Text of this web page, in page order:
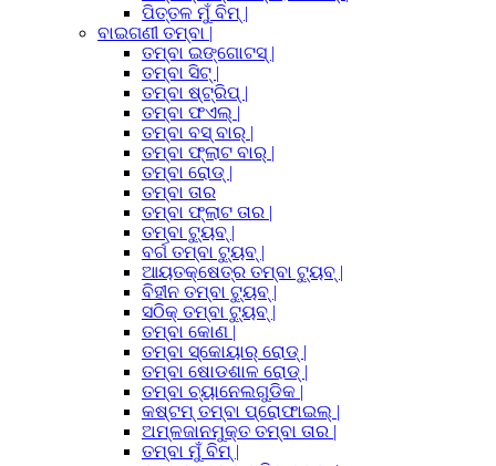
ପିତ୍ତଳ ମୁଁ ବିମ୍ |
ବାଇଗଣୀ ତମ୍ବା |
ତମ୍ବା ଇଙ୍ଗୋଟସ୍ |
ତମ୍ବା ସିଟ୍ |
ତମ୍ବା ଷ୍ଟ୍ରିପ୍ |
ତମ୍ବା ଫଏଲ୍ |
ତମ୍ବା ବସ୍ ବାର୍ |
ତମ୍ବା ଫ୍ଲାଟ ବାର୍ |
ତମ୍ବା ରୋଡ୍ |
ତମ୍ବା ତାର
ତମ୍ବା ଫ୍ଲାଟ ତାର |
ତମ୍ବା ଟ୍ୟୁବ୍ |
ବର୍ଗ ତମ୍ବା ଟ୍ୟୁବ୍ |
ଆୟତକ୍ଷେତ୍ର ତମ୍ବା ଟ୍ୟୁବ୍ |
ବିହୀନ ତମ୍ବା ଟ୍ୟୁବ୍ |
ସଠିକ୍ ତମ୍ବା ଟ୍ୟୁବ୍ |
ତମ୍ବା କୋଣ |
ତମ୍ବା ସ୍କୋୟାର୍ ରୋଡ୍ |
ତମ୍ବା ଷୋଡଶାଳ ରୋଡ୍ |
ତମ୍ବା ଚ୍ୟାନେଲଗୁଡିକ |
କଷ୍ଟମ୍ ତମ୍ବା ପ୍ରୋଫାଇଲ୍ |
ଅମ୍ଳଜାନମୁକ୍ତ ତମ୍ବା ତାର |
ତମ୍ବା ମୁଁ ବିମ୍ |